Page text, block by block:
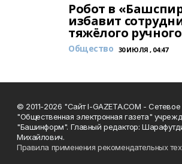
Робот в
избавит
тяжёлого
Общество 30 ИЮЛЯ , 04:47
© 2011-2026 "Сайт I-GAZETA.COM - Сетевое
"Общественная электронная газета"
"Башинформ". Главный редактор:
Михайлович.
Правила применения рекомендательных